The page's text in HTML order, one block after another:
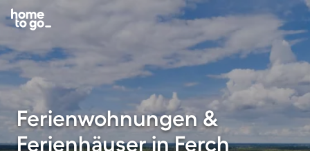
Ferienwohnungen &
Ferienhäuser in Ferch